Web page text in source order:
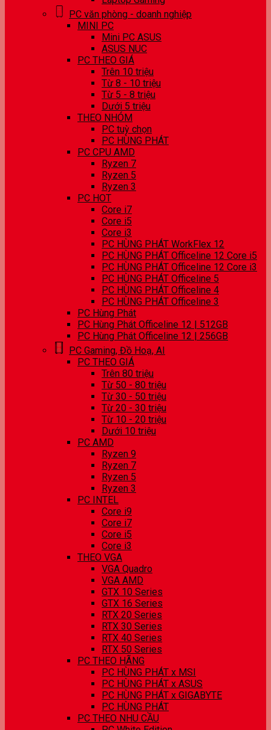
PC văn phòng - doanh nghiệp
MINI PC
Mini PC ASUS
ASUS NUC
PC THEO GIÁ
Trên 10 triệu
Từ 8 - 10 triệu
Từ 5 - 8 triệu
Dưới 5 triệu
THEO NHÓM
PC tuỳ chọn
PC HÙNG PHÁT
PC CPU AMD
Ryzen 7
Ryzen 5
Ryzen 3
PC HOT
Core i7
Core i5
Core i3
PC HÙNG PHÁT WorkFlex 12
PC HÙNG PHÁT Officeline 12 Core i5
PC HÙNG PHÁT Officeline 12 Core i3
PC HÙNG PHÁT Officeline 5
PC HÙNG PHÁT Officeline 4
PC HÙNG PHÁT Officeline 3
PC Hùng Phát
PC Hùng Phát Officeline 12 | 512GB
PC Hùng Phát Officeline 12 | 256GB
PC Gaming, Đồ Hoạ, AI
PC THEO GIÁ
Trên 80 triệu
Từ 50 - 80 triệu
Từ 30 - 50 triệu
Từ 20 - 30 triệu
Từ 10 - 20 triệu
Dưới 10 triệu
PC AMD
Ryzen 9
Ryzen 7
Ryzen 5
Ryzen 3
PC INTEL
Core i9
Core i7
Core i5
Core i3
THEO VGA
VGA Quadro
VGA AMD
GTX 10 Series
GTX 16 Series
RTX 20 Series
RTX 30 Series
RTX 40 Series
RTX 50 Series
PC THEO HÃNG
PC HÙNG PHÁT x MSI
PC HÙNG PHÁT x ASUS
PC HÙNG PHÁT x GIGABYTE
PC HÙNG PHÁT
PC THEO NHU CẦU